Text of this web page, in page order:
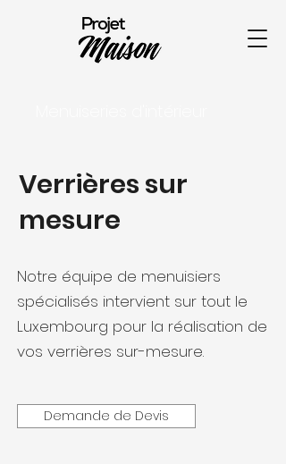
Verrières sur
mesure
Notre équipe de menuisiers
spécialisés intervient sur tout le
Luxembourg pour la réalisation de
vos verrières sur-mesure.
Demande de Devis